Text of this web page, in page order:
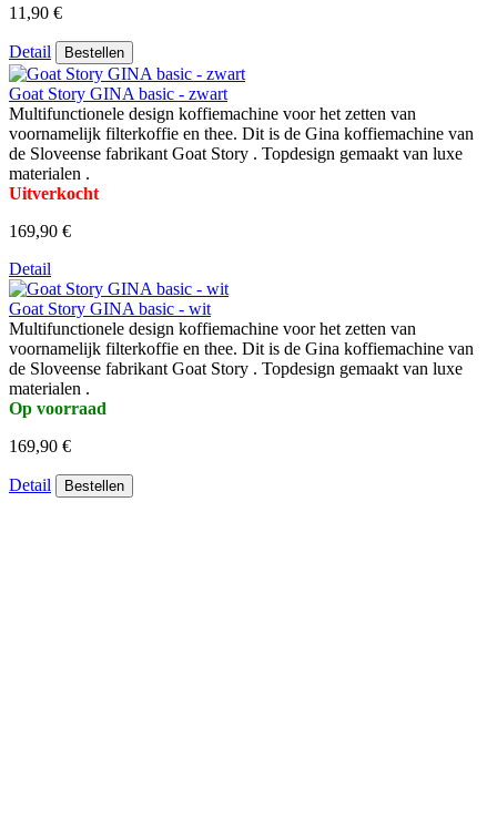
11,90 €
Detail Bestellen
Goat Story GINA basic - zwart
Multifunctionele design koffiemachine voor het zetten van
voornamelijk filterkoffie en thee. Dit is de Gina koffiemachine van
de Sloveense fabrikant Goat Story . Topdesign gemaakt van luxe
materialen .
Uitverkocht
169,90 €
Detail
Goat Story GINA basic - wit
Multifunctionele design koffiemachine voor het zetten van
voornamelijk filterkoffie en thee. Dit is de Gina koffiemachine van
de Sloveense fabrikant Goat Story . Topdesign gemaakt van luxe
materialen .
Op voorraad
169,90 €
Detail Bestellen